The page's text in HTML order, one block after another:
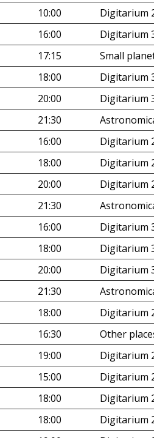
10:00 Digitarium
16:00 Digitarium
17:15 Small
18:00 Digitarium
20:00 Digitarium
21:30
16:00 Digitarium
18:00 Digitarium
20:00 Digitarium
21:30
16:00 Digitarium
18:00 Digitarium
20:00 Digitarium
21:30
18:00 Digitarium
16:30 Other
19:00 Digitarium
15:00 Digitarium
18:00 Digitarium
18:00 Digitarium